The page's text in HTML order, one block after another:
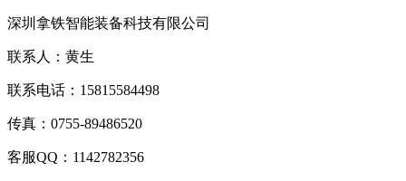
深圳拿铁智能装备科技有限公司
联系人：黄生
联系电话：15815584498
传真：0755-89486520
客服QQ：1142782356